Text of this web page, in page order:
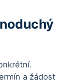
a žádost